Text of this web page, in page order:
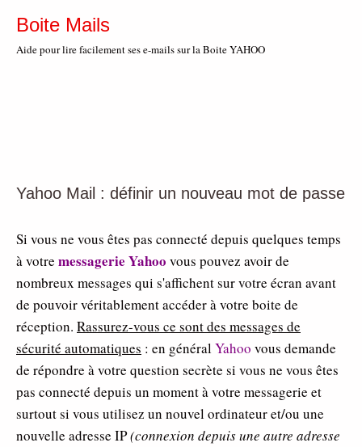
Boite Mails
Aide pour lire facilement ses e-mails sur la Boite YAHOO
Yahoo Mail : définir un nouveau mot de passe
Si vous ne vous êtes pas connecté depuis quelques temps
à votre messagerie Yahoo vous pouvez avoir de
nombreux messages qui s'affichent sur votre écran avant
de pouvoir véritablement accéder à votre boite de
réception. Rassurez-vous ce sont des messages de
sécurité automatiques : en généralYahoo vous demande
de répondre à votre question secrète si vous ne vous êtes
pas connecté depuis un moment à votre messagerie et
surtout si vous utilisez un nouvel ordinateur et/ou une
nouvelle adresse IP(connexion depuis une autre adresse